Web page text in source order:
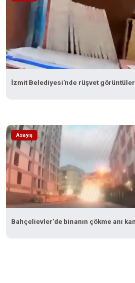
İzmit Belediyesi'nde rüşvet görüntüleri
Asayiş
Bahçelievler’de binanın çökme anı